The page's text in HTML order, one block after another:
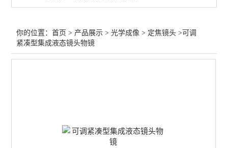
红外镜头
查看全部 >>
你的位置：首页 > 产品展示 >光学成像 > 定焦镜头 >可调
紧凑型集成液态镜头物镜